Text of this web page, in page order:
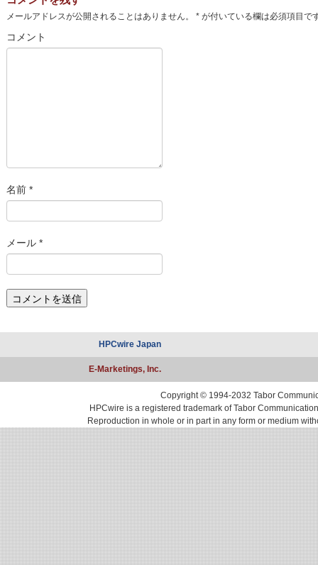
メールアドレスが公開されることはありません。 *が付いている欄は必須項目で
コメント
名前 *
メール *
HPCwire Japan
E-Marketings, Inc.
Copyright © 1994-2032 Tabor
HPCwire is a registered trademark of Tabor
Reproduction in whole or in part in any form or medium